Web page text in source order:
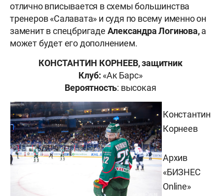
отлично вписывается в схемы большинства
тренеров «Салавата» и судя по всему именно он
заменит в спецбригаде Александра Логинова,а
может будет его дополнением.
КОНСТАНТИН КОРНЕЕВ, защитник
Клуб: «Ак Барс»
Вероятность: высокая
Константин
Корнеев
Архив
«БИЗНЕС
Online»